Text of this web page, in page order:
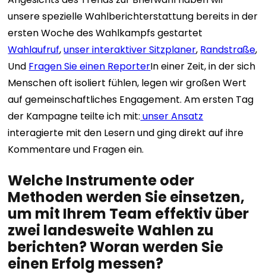
unsere spezielle Wahlberichterstattung bereits in der
ersten Woche des Wahlkampfs gestartet
Wahlaufruf,unser interaktiver Sitzplaner, Randstraße,
Und Fragen Sie einen ReporterIn einer Zeit, in der sich
Menschen oft isoliert fühlen, legen wir großen Wert
auf gemeinschaftliches Engagement. Am ersten Tag
der Kampagne teilte ich mit: unser Ansatz
interagierte mit den Lesern und ging direkt auf ihre
Kommentare und Fragen ein.
Welche Instrumente oder
Methoden werden Sie einsetzen,
um mit Ihrem Team effektiv über
zwei landesweite Wahlen zu
berichten? Woran werden Sie
einen Erfolg messen?